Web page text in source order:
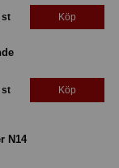
st Köp
st Köp
N14